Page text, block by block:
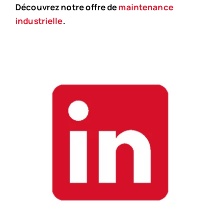
Découvrez notre offre demaintenance
industrielle.